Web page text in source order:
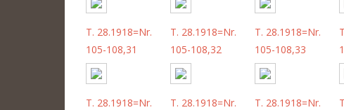
T. 28.1918=Nr.
105-108,31
T. 28.1918=Nr.
105-108,32
T. 28.1918=Nr.
105-108,33
T. 28.1918=Nr.
T. 28.1918=Nr.
T. 28.1918=Nr.